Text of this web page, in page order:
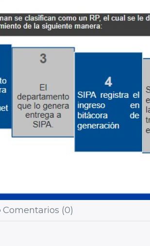
Comentarios (0)